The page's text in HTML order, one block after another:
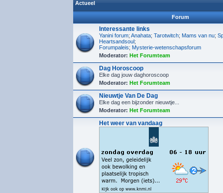
Actueel
Forum
Interessante links
Yanini forum; Anahata; Tarotwitch; Mams van nu;
Heartsandsoul;
Forumpaleis; Mysterie-wetenschapsforum
Moderator: Het Forumteam
Dag Horoscoop
Elke dag jouw daghoroscoop
Moderator: Het Forumteam
Nieuwtje Van De Dag
Elke dag een bijzonder nieuwtje...
Moderator: Het Forumteam
Het weer van vandaag